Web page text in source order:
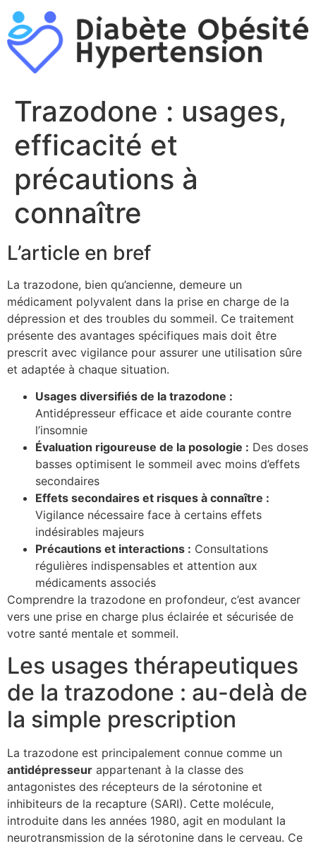
Aller
au
contenu
Trazodone : usages,
efficacité et
précautions à
connaître
L’article en bref
La trazodone, bien qu’ancienne, demeure un
médicament polyvalent dans la prise en charge de la
dépression et des troubles du sommeil. Ce traitement
présente des avantages spécifiques mais doit être
prescrit avec vigilance pour assurer une utilisation sûre
et adaptée à chaque situation.
Usages diversifiés de la trazodone :
Antidépresseur efficace et aide courante contre
l’insomnie
Évaluation rigoureuse de la posologie : Des doses
basses optimisent le sommeil avec moins d’effets
secondaires
Effets secondaires et risques à connaître :
Vigilance nécessaire face à certains effets
indésirables majeurs
Précautions et interactions : Consultations
régulières indispensables et attention aux
médicaments associés
Comprendre la trazodone en profondeur, c’est avancer
vers une prise en charge plus éclairée et sécurisée de
votre santé mentale et sommeil.
Les usages thérapeutiques
de la trazodone : au-delà de
la simple prescription
La trazodone est principalement connue comme un
antidépresseur appartenant à la classe des
antagonistes des récepteurs de la sérotonine et
inhibiteurs de la recapture (SARI). Cette molécule,
introduite dans les années 1980, agit en modulant la
neurotransmission de la sérotonine dans le cerveau. Ce